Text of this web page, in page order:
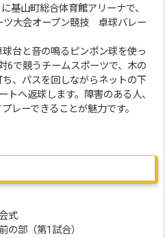
基山町総合体育館アリーナで、
ツ大会オープン競技 卓球バレー
台と音の鳴るピンポン球を使っ
6で競うチームスポーツで、木の
、パスを回しながらネットの下
トへ返球します。障害のある人、
レーできることが魅力です。
式
部（第1試合）